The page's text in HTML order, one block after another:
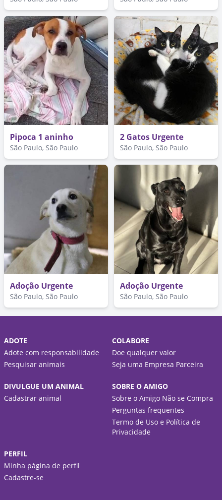
Pipoca 1 aninho
São Paulo, São Paulo
2 Gatos Urgente
São Paulo, São Paulo
Adoção Urgente
São Paulo, São Paulo
Adoção Urgente
São Paulo, São Paulo
ADOTE
Adote com responsabilidade
Pesquisar animais
COLABORE
Doe qualquer valor
Seja uma Empresa Parceira
DIVULGUE UM ANIMAL
Cadastrar animal
SOBRE O AMIGO
Sobre o Amigo Não se Compra
Perguntas frequentes
Termo de Uso e Política de
Privacidade
PERFIL
Minha página de perfil
Cadastre-se